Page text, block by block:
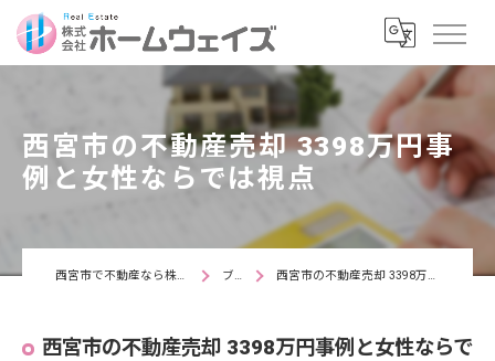
西宮市の不動産売却 3398万円事
例と女性ならでは視点
西宮市で不動産なら株式会社ホームウェイズ ブログ 西宮市の不動産売却 3398万円事例と女性ならでは視点
西宮市の不動産売却 3398万円事例と女性ならで